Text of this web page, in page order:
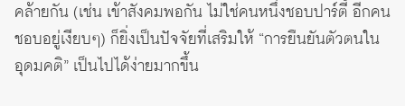
คล้ายกัน (เช่น เข้าสังคมพอกัน ไม่ใช่คนหนึ่งชอบปาร์ตี้ อีกคน
ชอบอยู่เงียบๆ) ก็ยิ่งเป็นปัจจัยที่เสริมให้ “การยืนยันตัวตนใน
อุดมคติ” เป็นไปได้ง่ายมากขึ้น